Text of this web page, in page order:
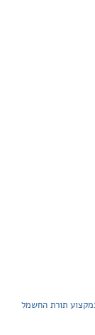
תורת החשמל